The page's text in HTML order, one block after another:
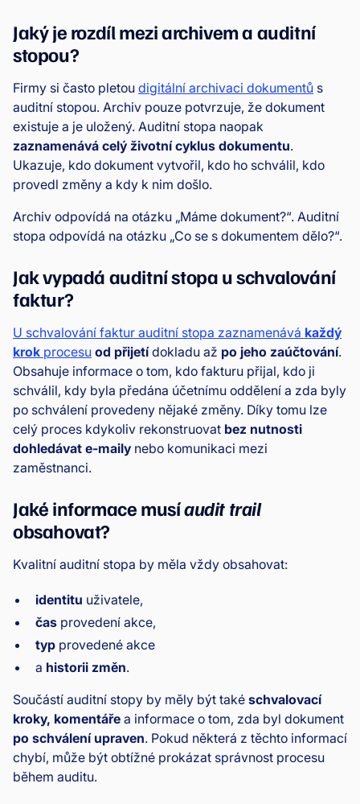
Jaký je rozdíl mezi archivem a auditní
stopou?
Firmy si často pletou digitální archivaci dokumentů s
auditní stopou. Archiv pouze potvrzuje, že dokument
existuje a je uložený. Auditní stopa naopak
zaznamenává celý životní cyklus dokumentu.
Ukazuje, kdo dokument vytvořil, kdo ho schválil, kdo
provedl změny a kdy k nim došlo.
Archiv odpovídá na otázku „Máme dokument?“. Auditní
stopa odpovídá na otázku „Co se s dokumentem dělo?“.
Jak vypadá auditní stopa u schvalování
faktur?
U schvalování faktur auditní stopa zaznamenává každý
krok procesu od přijetídokladu až po jeho zaúčtování.
Obsahuje informace o tom, kdo fakturu přijal, kdo ji
schválil, kdy byla předána účetnímu oddělení a zda byly
po schválení provedeny nějaké změny. Díky tomu lze
celý proces kdykoliv rekonstruovat bez nutnosti
dohledávat e-maily nebo komunikaci mezi
zaměstnanci.
Jaké informace musíaudit trail
obsahovat?
Kvalitní auditní stopa by měla vždy obsahovat:
identitu uživatele,
čas provedení akce,
typ provedené akce
a historii změn.
Součástí auditní stopy by měly být také schvalovací
kroky, komentáře a informace o tom, zda byl dokument
po schválení upraven. Pokud některá z těchto informací
chybí, může být obtížné prokázat správnost procesu
během auditu.